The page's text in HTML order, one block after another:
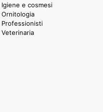
Igiene e cosmesi
Ornitologia
Professionisti
Veterinaria